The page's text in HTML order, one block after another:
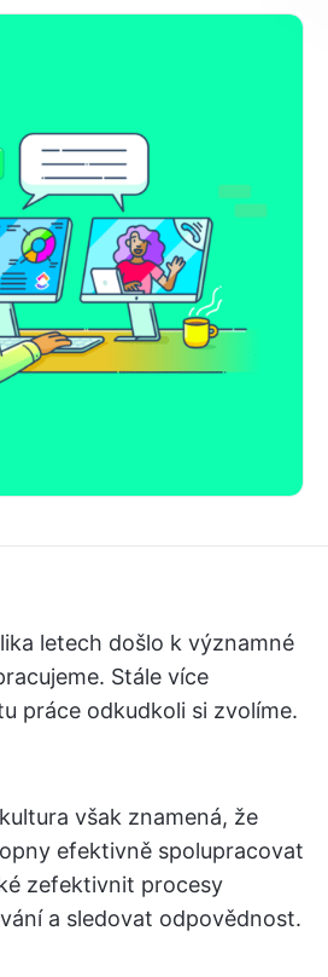
letech došlo k významné
Stále více
práce odkudkoli si zvolíme.
však znamená, že
efektivně spolupracovat
zefektivnit procesy
a sledovat odpovědnost.